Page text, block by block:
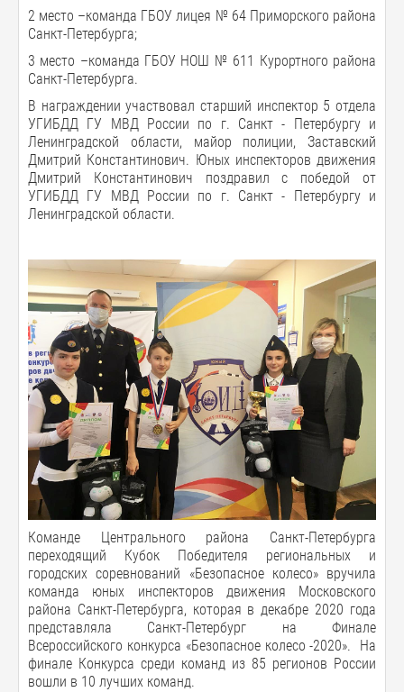
2 место –команда ГБОУ лицея № 64 Приморского района
Санкт-Петербурга;
3 место –команда ГБОУ НОШ № 611 Курортного района
Санкт-Петербурга.
В награждении участвовал старший инспектор 5 отдела
УГИБДД ГУ МВД России по г. Санкт - Петербургу и
Ленинградской области, майор полиции, Заставский
Дмитрий Константинович. Юных инспекторов движения
Дмитрий Константинович поздравил с победой от
УГИБДД ГУ МВД России по г. Санкт - Петербургу и
Ленинградской области.
Команде Центрального района Санкт-Петербурга
переходящий Кубок Победителя региональных и
городских соревнований «Безопасное колесо» вручила
команда юных инспекторов движения Московского
района Санкт-Петербурга, которая в декабре 2020 года
представляла Санкт-Петербург на Финале
Всероссийского конкурса «Безопасное колесо -2020». На
финале Конкурса среди команд из 85 регионов России
вошли в 10 лучших команд.